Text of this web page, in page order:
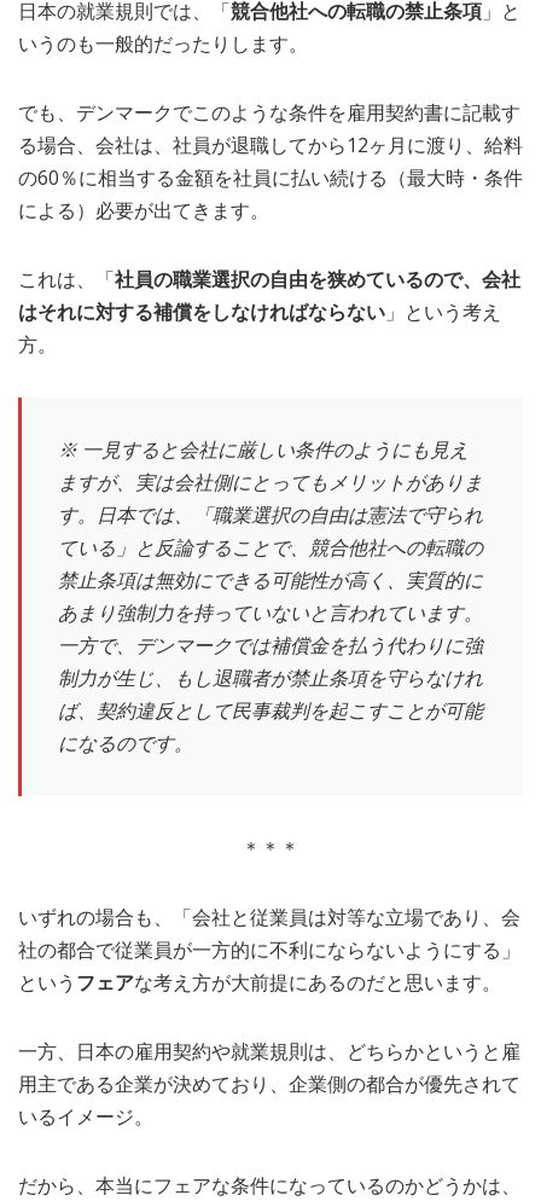
日本の就業規則では、「競合他社への転職の禁止条項 」と
いうのも一般的だったりします。
でも、デンマークでこのような条件を雇用契約書に記載す
る場合、会社は、社員が退職してから12ヶ月に渡り、給料
の60％に相当する金額を社員に払い続ける（最大時・条件
による）必要が出てきます。
これは、「社員の職業選択の自由を狭めているので、会社
はそれに対する補償をしなければならない 」という考え
方。
※ 一見すると会社に厳しい条件のようにも見え
ますが、実は会社側にとってもメリットがありま
す。日本では、「職業選択の自由は憲法で守られ
ている」と反論することで、競合他社への転職の
禁止条項は無効にできる可能性が高く、実質的に
あまり強制力を持っていないと言われています。
一方で、デンマークでは補償金を払う代わりに強
制力が生じ、もし退職者が禁止条項を守らなけれ
ば、契約違反として民事裁判を起こすことが可能
になるのです。
＊＊＊
いずれの場合も、「会社と従業員は対等な立場であり、会
社の都合で従業員が一方的に不利にならないようにする」
という フェアな考え方が大前提にあるのだと思います。
一方、日本の雇用契約や就業規則は、どちらかというと雇
用主である企業が決めており、企業側の都合が優先されて
いるイメージ。
だから、本当にフェアな条件になっているのかどうかは、